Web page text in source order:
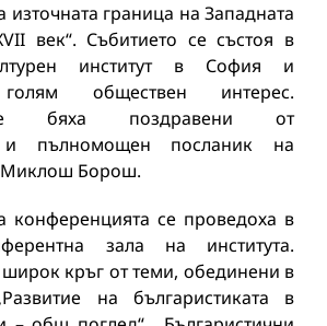
източната граница на Западната
век“. Събитието се състоя в
институт в София и
обществен интерес.
бяха поздравени от
и пълномощен посланик на
Миклош Борош.
конференцията се проведоха в
зала на института.
кръг от теми, обединени в
на българистиката в